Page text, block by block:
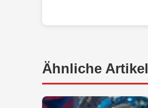
Ähnliche Artikel